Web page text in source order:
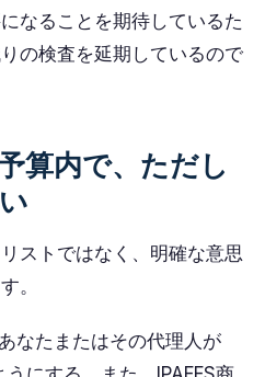
なることを期待しているた
の検査を延期しているので
算内で、ただし
ストではなく、明確な意思
。
なたまたはその代理人が